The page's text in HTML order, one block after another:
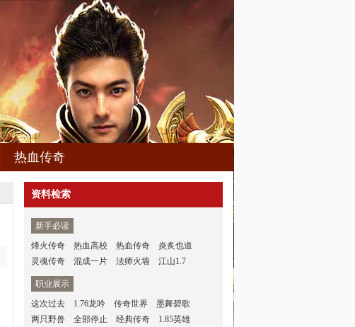
热血传奇
资料检索
新手必读
烽火传奇
热血高校 热血传奇
炎炙也道
灵魂传奇
混成一片 法师火墙 江山1.7
职业展示
这次过去
1.76龙吟 传奇世界
墨舞碧歌
两只野兽
全部停止 经典传奇 1.85英雄